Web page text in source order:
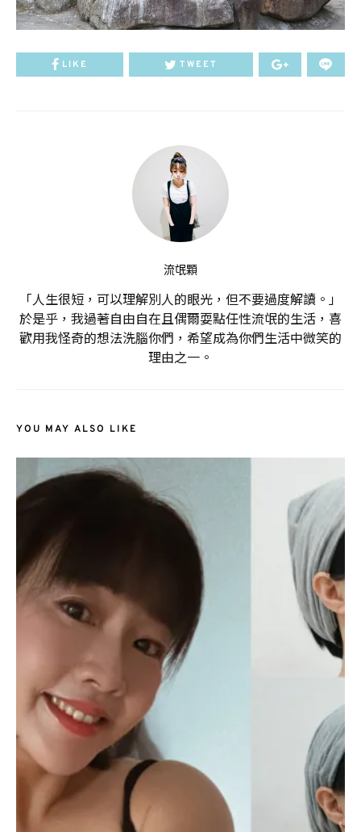
LIKE TWEET
流氓顆
「人生很短，可以理解別人的眼光，但不要過度解讀。」
於是乎，我過著自由自在且偶爾耍點任性流氓的生活，喜
歡用我怪奇的想法洗腦你們，希望成為你們生活中微笑的
理由之一。
YOU MAY ALSO LIKE